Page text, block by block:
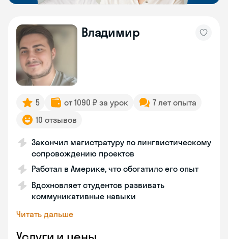
Владимир
5 от 1090 ₽ за урок
7 лет опыта
10 отзывов
Закончил магистратуру по лингвистическому
сопровождению проектов
Работал в Америке, что обогатило его опыт
Вдохновляет студентов развивать
коммуникативные навыки
Читать дальше